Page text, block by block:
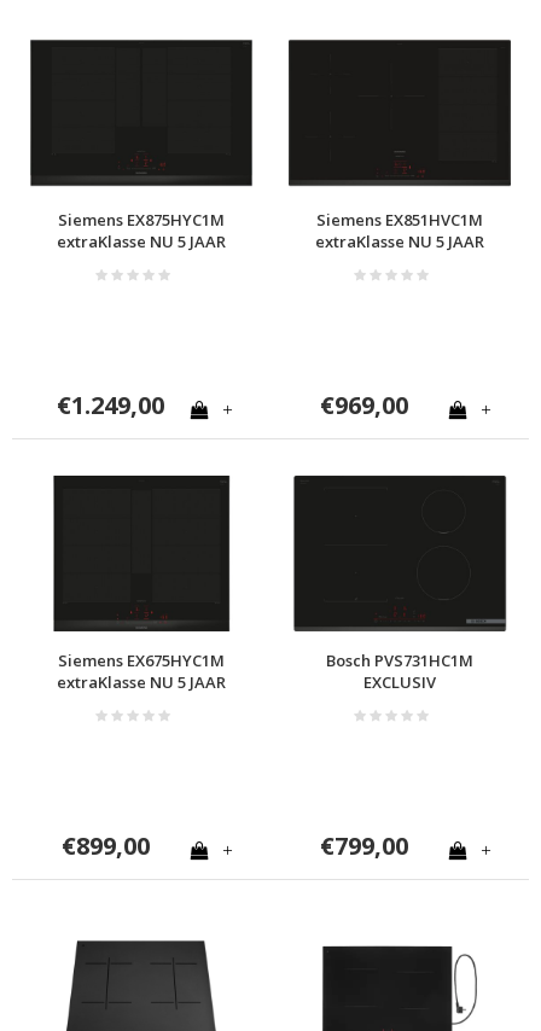
Siemens EX875HYC1M
extraKlasse NU 5 JAAR
€1.249,00 +
Siemens EX851HVC1M
extraKlasse NU 5 JAAR
€969,00 +
Siemens EX675HYC1M
extraKlasse NU 5 JAAR
€899,00 +
Bosch PVS731HC1M
EXCLUSIV
€799,00 +